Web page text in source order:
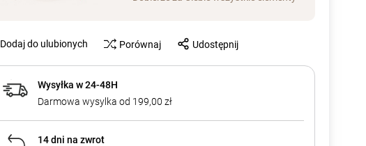
Dodaj do ulubionych Porównaj Udostępnij
Wysyłka w 24-48H
Darmowa wysylka od 199,00 zł
14 dni na zwrot